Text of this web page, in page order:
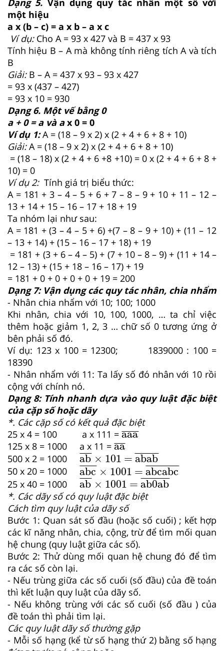
Dạng 5. Vận dụng quy tắc nhân một số với
một hiệu
a x (b – c) = a x b – a x c
Ví dụ: Cho A = 93 x 427 và B = 437 x 93
Tính hiệu B – A mà không tính riêng tích A và tích
B
Giải: B – A = 437 x 93 – 93 x 427
= 93 x (437 – 427)
= 93 x 10 = 930
Dạng 6. Một vế bằng 0
a + 0 = a và ax 0 = 0
Ví dụ 1:A = (18 – 9 x 2) x (2 + 4 + 6 + 8 + 10)
Giải:A = (18 – 9 x 2) x (2 + 4 + 6 + 8 + 10)
= (18 – 18) x (2 + 4 + 6 +8 +10) = 0 x (2 + 4 + 6 + 8 +
10) = 0
Ví dụ 2: Tính giá trị biểu thức:
A = 181 + 3 – 4 – 5 + 6 + 7 – 8 – 9 + 10 + 11 – 12 –
13 + 14 + 15 – 16 – 17 + 18 + 19
Ta nhóm lại như sau:
A = 181 + (3 – 4 – 5 + 6) +(7 – 8 – 9 + 10) + (11 – 12
– 13 + 14) + (15 – 16 – 17 + 18) + 19
= 181 + (3 + 6 – 4 – 5) + (7 + 10 – 8 – 9) + (11 + 14 –
12 – 13) + (15 + 18 – 16 – 17) + 19
= 181 + 0 + 0 + 0 + 0 + 19 = 200
Dạng 7: Vận dụng các quy tác nhân, chia nhẩm
- Nhân chia nhẩm với 10; 100; 1000
Khi nhân, chia với 10, 100, 1000, … ta chỉ việc
thêm hoặc giảm 1, 2, 3 … chữ số 0 tương ứng ở
bên phải số đó.
Ví dụ: 123 x 100 = 12300; 1839000 : 100 =
18390
- Nhân nhẩm với 11: Ta lấy số đó nhân với 10 rồi
cộng với chính nó.
Dạng 8: Tính nhanh dựa vào quy luật đặc biệt
của cặp số hoặc dãy
*. Các cặp số có kết quả đặc biệt
25 x 4 = 100 a x 111 = ¯¯¯¯¯¯
aaa
aaa¯
125 x 8 = 1000 a x 11 = ¯¯¯¯
aa
aa¯
500 x 2 = 1000 ¯¯¯¯
ab × 101 = ¯¯¯¯¯¯¯¯
abab
ab ¯ × 101 =abab
50 x 20 = 1000 ¯¯¯¯¯¯
abc × 1001 = ¯¯¯¯¯¯¯¯¯¯¯¯
abcabc
abc¯ × 1001 =abcabc
25 x 40 = 1000 ¯¯¯¯
ab × 1001 = ¯¯¯¯¯¯¯¯¯¯
ab0ab
ab¯ × 1001 =ab0ab
*. Các dãy số có quy luật đặc biệt
Cách tìm quy luật của dãy số
Bước 1: Quan sát số đầu (hoặc số cuối) ; kết hợp
các kĩ năng nhân, chia, cộng, trừ để tìm mối quan
hệ chung (quy luật giữa các số).
Bước 2: Thử dùng mối quan hệ chung đó để tìm
ra các số còn lại.
- Nếu trùng giữa các số cuối (số đầu) của đề toán
thì kết luận quy luật của dãy số.
- Nếu không trùng với các số cuối (số đầu ) của
đề toán thì phải tìm lại.
Các quy luật dãy số thường gặp
- Mỗi số hạng (kể từ số hạng thứ 2) bằng số hạng